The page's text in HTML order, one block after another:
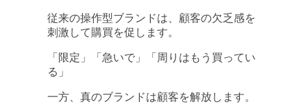
従来の操作型ブランドは、顧客の欠乏感を
刺激して購買を促します。
「限定」「急いで」「周りはもう買ってい
る」
一方、真のブランドは顧客を解放します。